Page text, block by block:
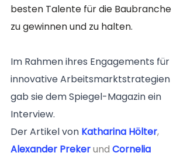
besten Talente für die Baubranche
zu gewinnen und zu halten.
Im Rahmen ihres Engagements für
innovative Arbeitsmarktstrategien
gab sie dem Spiegel-Magazin ein
Interview.
Der Artikel von Katharina Hölter,
Alexander Preker und Cornelia